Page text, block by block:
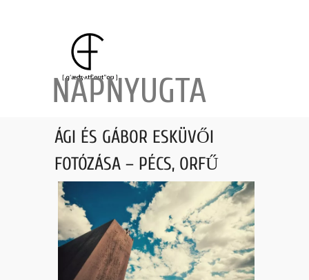
NAPNYUGTA
ÁGI ÉS GÁBOR ESKÜVŐI
FOTÓZÁSA – PÉCS, ORFŰ